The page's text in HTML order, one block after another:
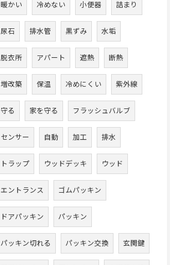
暖かい 冷めない 小便器 詰まり
尿石 排水管 黒ずみ 水垢
脱衣所 アパート 遮熱 断熱
増改築 保温 冷めにくい 紫外線
守る 家を守る フラッシュバルブ
センサー 自動 加工 排水
トラップ ウッドデッキ ウッド
エントランス ゴムパッキン
ドアパッキン パッキン
パッキン切れる パッキン交換 玄関鍵